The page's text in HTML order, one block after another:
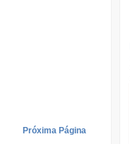
Próxima Página